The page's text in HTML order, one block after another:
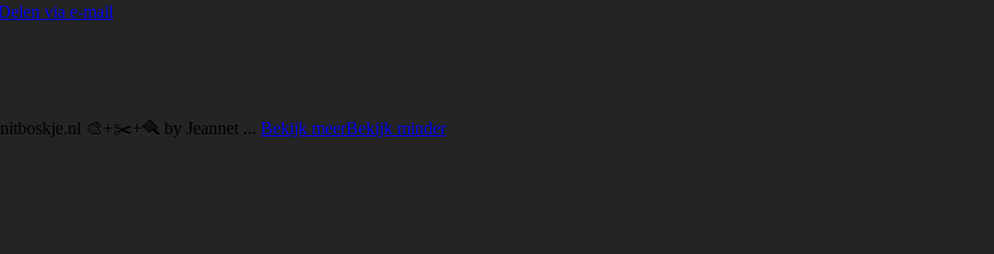
via e-mail
🎨+✂️+🪮 by Jeannet ... Bekijk meerBekijk minder